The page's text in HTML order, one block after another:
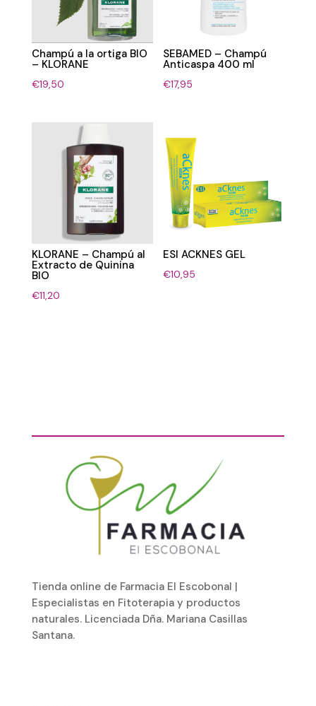
Champú a la ortiga BIO
– KLORANE
€19,50
SEBAMED – Champú
Anticaspa 400 ml
€17,95
KLORANE – Champú al
Extracto de Quinina
BIO
€11,20
ESI ACKNES GEL
€10,95
Tienda online de Farmacia El Escobonal |
Especialistas en Fitoterapia y productos
naturales. Licenciada Dña. Mariana Casillas
Santana.